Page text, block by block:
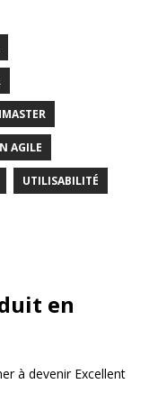
AGILE
UTILISABILITÉ
en
à devenir Excellent